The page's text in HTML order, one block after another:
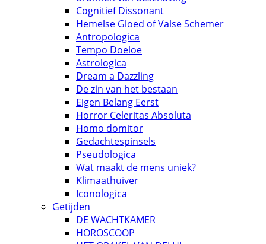
Cognitief Dissonant
Hemelse Gloed of Valse Schemer
Antropologica
Tempo Doeloe
Astrologica
Dream a Dazzling
De zin van het bestaan
Eigen Belang Eerst
Horror Celeritas Absoluta
Homo domitor
Gedachtespinsels
Pseudologica
Wat maakt de mens uniek?
Klimaathuiver
Iconologica
Getijden
DE WACHTKAMER
HOROSCOOP